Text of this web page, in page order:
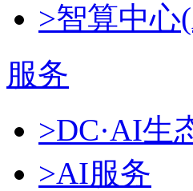
>智算中心
服务
>DC·AI生
>AI服务